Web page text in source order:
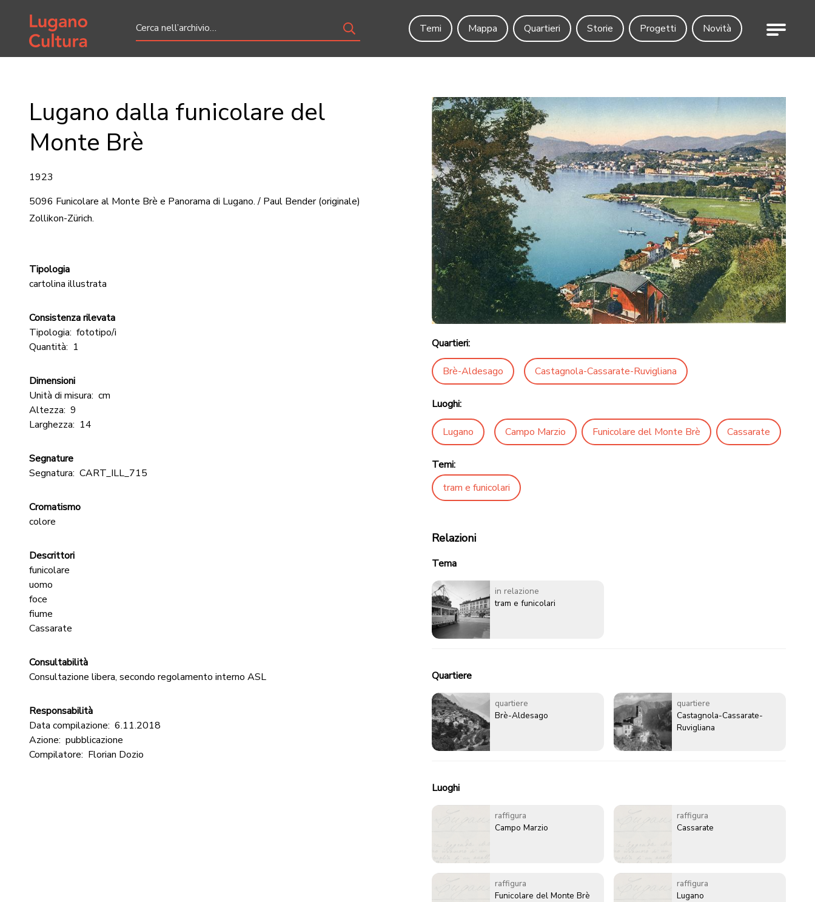
Home page
Temi
Mappa Quartieri Storie Progetti Novità Menu
Lugano dalla funicolare del
Monte Brè
1923
5096 Funicolare al Monte Brè e Panorama di Lugano. / Paul Bender (originale)
Zollikon-Zürich.
Tipologia
cartolina illustrata
Consistenza rilevata
Tipologia: fototipo/i
Quantità: 1
Dimensioni
Unità di misura: cm
Altezza: 9
Larghezza: 14
Segnature
Segnatura: CART_ILL_715
Cromatismo
colore
Descrittori
funicolare
uomo
foce
fiume
Cassarate
Consultabilità
Consultazione libera, secondo regolamento interno ASL
Responsabilità
Data compilazione: 6.11.2018
Azione: pubblicazione
Compilatore: Florian Dozio
Quartieri:
Brè-Aldesago Castagnola-Cassarate-Ruvigliana
Luoghi:
Lugano Campo Marzio Funicolare del Monte Brè Cassarate
Temi:
tram e funicolari
Relazioni
Tema
in relazione
tram e funicolari
Quartiere
quartiere
Brè-Aldesago
quartiere
Castagnola-Cassarate-
Ruvigliana
Luoghi
raffigura
Campo Marzio
raffigura
Cassarate
raffigura
Funicolare del Monte Brè
raffigura
Lugano